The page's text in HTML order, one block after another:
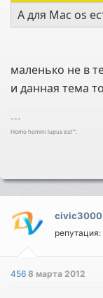
А для Mac os
маленько не в
и данная тема
---
Homo homini lupus est™.
civic3000
репутация:
4568 марта 2012